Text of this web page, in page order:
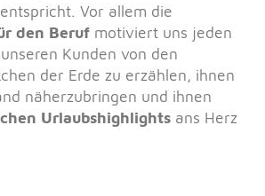
Vor allem die
den Beruf motiviert uns jeden
Kunden von den
der Erde zu erzählen, ihnen
näherzubringen und ihnen
Urlaubshighlights ans Herz